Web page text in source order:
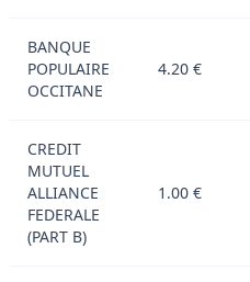
BANQUE
POPULAIRE
OCCITANE
4.20 €
CREDIT
MUTUEL
ALLIANCE
FEDERALE
(PART B)
1.00 €